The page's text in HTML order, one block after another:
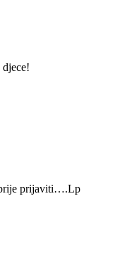
prije prijaviti….Lp